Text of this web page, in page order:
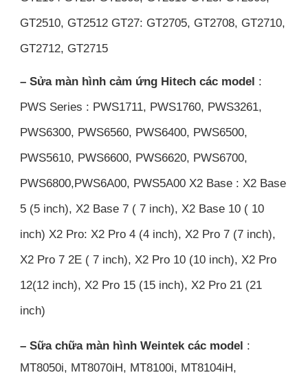
GT2510, GT2512 GT27: GT2705, GT2708, GT2710,
GT2712, GT2715
– Sửa màn hình cảm ứng Hitech các model :
PWS Series : PWS1711, PWS1760, PWS3261,
PWS6300, PWS6560, PWS6400, PWS6500,
PWS5610, PWS6600, PWS6620, PWS6700,
PWS6800,PWS6A00, PWS5A00 X2 Base : X2 Base
5 (5 inch), X2 Base 7 ( 7 inch), X2 Base 10 ( 10
inch) X2 Pro: X2 Pro 4 (4 inch), X2 Pro 7 (7 inch),
X2 Pro 7 2E ( 7 inch), X2 Pro 10 (10 inch), X2 Pro
12(12 inch), X2 Pro 15 (15 inch), X2 Pro 21 (21
inch)
– Sữa chữa màn hình Weintek các model :
MT8050i, MT8070iH, MT8100i, MT8104iH,